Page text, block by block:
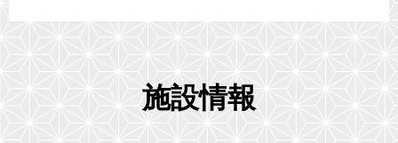
施設情報